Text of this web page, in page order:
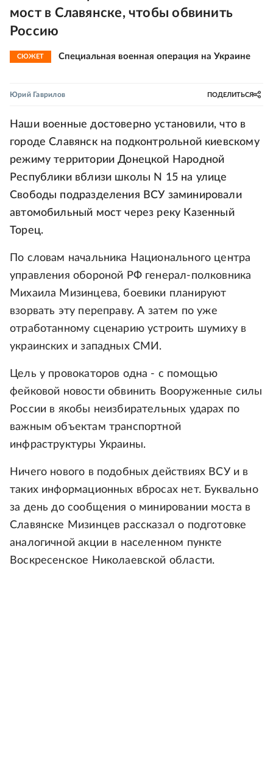
мост в Славянске, чтобы обвинить
Россию
СЮЖЕТ Специальная военная операция на Украине
Юрий Гаврилов ПОДЕЛИТЬСЯ
Наши военные достоверно установили, что в
городе Славянск на подконтрольной киевскому
режиму территории Донецкой Народной
Республики вблизи школы N 15 на улице
Свободы подразделения ВСУ заминировали
автомобильный мост через реку Казенный
Торец.
По словам начальника Национального центра
управления обороной РФ генерал-полковника
Михаила Мизинцева, боевики планируют
взорвать эту переправу. А затем по уже
отработанному сценарию устроить шумиху в
украинских и западных СМИ.
Цель у провокаторов одна - с помощью
фейковой новости обвинить Вооруженные силы
России в якобы неизбирательных ударах по
важным объектам транспортной
инфраструктуры Украины.
Ничего нового в подобных действиях ВСУ и в
таких информационных вбросах нет. Буквально
за день до сообщения о минировании моста в
Славянске Мизинцев рассказал о подготовке
аналогичной акции в населенном пункте
Воскресенское Николаевской области.